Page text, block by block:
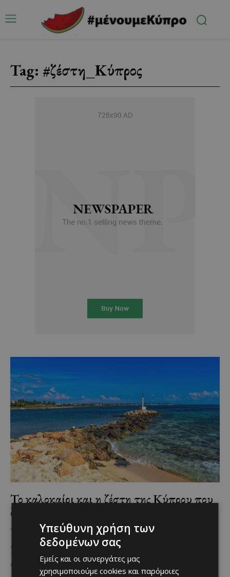
Tag: #ζέστη_Κύπρος
Το καλοκαίρι και η ζέστη της Κύπρου που
δεν λένε… να αποχωρήσουν!
ΤΙ ΔΕΝ Μ ΑΡΈΣΕΙ Χριστίνα Γεωργίου - November 4, 2025
Αν και το ημερολόγιο δείχνει Νοέμβρη… αν και αρκετές περιοχές
του νησιού μας ξεκίνησαν ήδη να στολίζουν για τα Χριστούγεννα,
εντούτοις ο καιρός στην...
Υπεύθυνη χρήση των
δεδομένων σας
Εμείς και οι συνεργάτες μας
χρησιμοποιούμε cookies και παρόμοιες